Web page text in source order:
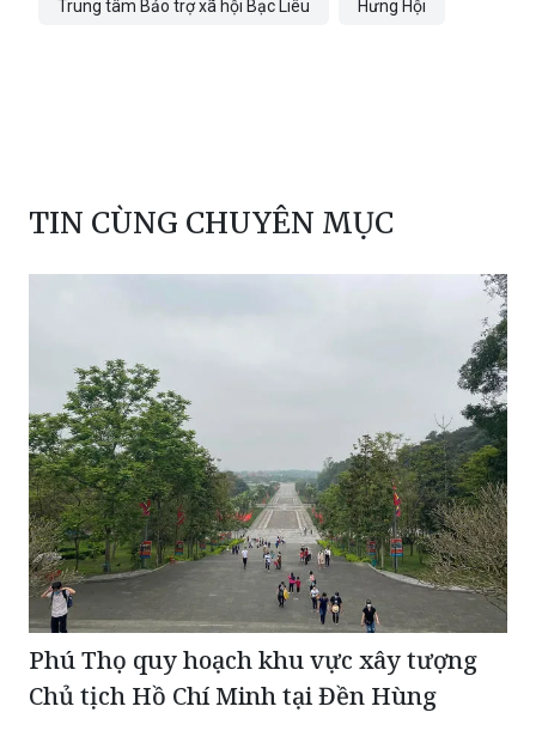
Trung tâm Bảo trợ xã hội Bạc Liêu
Hưng Hội
TIN CÙNG CHUYÊN MỤC
Phú Thọ quy hoạch khu vực xây tượng
Chủ tịch Hồ Chí Minh tại Đền Hùng